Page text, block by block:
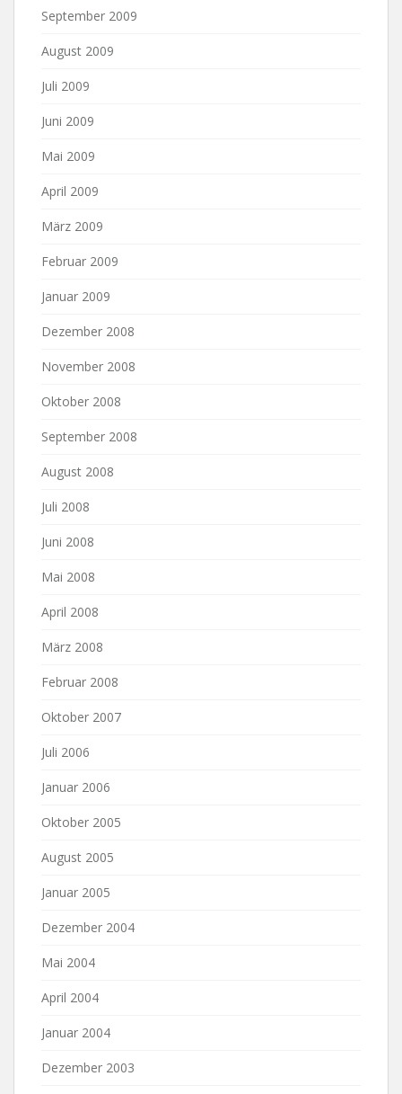
September 2009
August 2009
Juli 2009
Juni 2009
Mai 2009
April 2009
März 2009
Februar 2009
Januar 2009
Dezember 2008
November 2008
Oktober 2008
September 2008
August 2008
Juli 2008
Juni 2008
Mai 2008
April 2008
März 2008
Februar 2008
Oktober 2007
Juli 2006
Januar 2006
Oktober 2005
August 2005
Januar 2005
Dezember 2004
Mai 2004
April 2004
Januar 2004
Dezember 2003